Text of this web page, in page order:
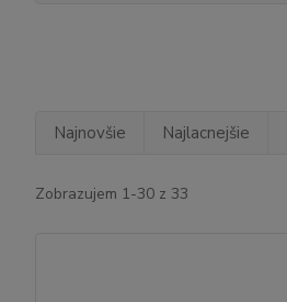
Najnovšie Najlacnejšie
Zobrazujem 1-30 z 33